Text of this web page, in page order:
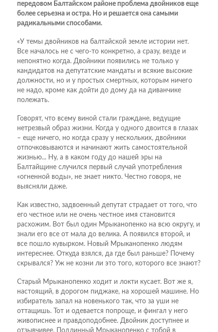
передовом Балтайском районе проблема двойников еще
более серьезна и остра. Но и решается она самыми
радикальными способами.
«У темы двойников на балтайской земле истории нет.
Все началось не с чего-то конкретно, а сразу, везде и
непонятно когда. Двойники появились не только у
кандидатов на депутатские мандаты и всякие высокие
должности, но и у простых смертных, которым ничего
не надо, кроме как дойти до дому да на диванчике
полежать.
Говорят, что всему виной стали граждане, ведущие
нетрезвый образ жизни. Когда у одного двоится в глазах
– еще ничего, но когда сразу у нескольких, двойники
отпочковываются и начинают жить самостоятельной
жизнью... Ну, а в каком году до нашей эры на
Балтайщине случился первый случай употребления
«огненной воды», не знает никто. Честно говоря, не
выясняли даже.
Как известно, задвоенный депутат страдает от того, что
его честное или не очень честное имя становится
расхожим. Вот был один Мрыканопенко на всю округу, и
знали его все от мала до велика. А появился второй, и
все пошло кувырком. Новый Мрыканопенко людям
интереснее. Откуда взялся, да где был раньше? Почему
скрывался? Уж не козни ли это того, которого все знают?
Старый Мрыканопенко ходит и локти кусает. Вот же я,
настоящий, в дорогом пиджаке, на хорошей машине. Но
избиратель запал на новенького так, что за уши не
оттащишь. Тот и одевается попроще, и фингал у него
живописнее и правдоподобнее. Двойник доступнее и